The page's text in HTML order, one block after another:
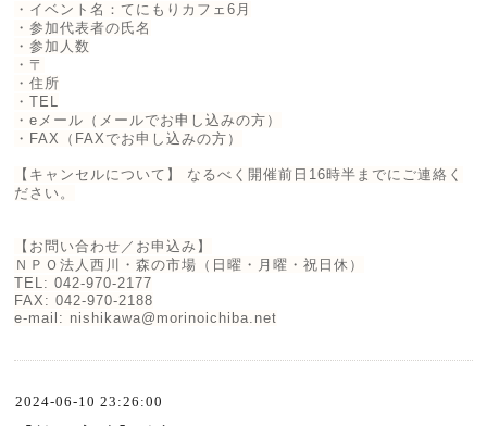
・イベント名：てにもりカフェ6月
・参加代表者の氏名
・参加人数
・〒
・住所
・TEL
・eメール（メールでお申し込みの方）
・FAX（FAXでお申し込みの方）
【キャンセルについて】 なるべく開催前日16時半までにご連絡く
ださい。
【お問い合わせ／お申込み】
ＮＰＯ法人西川・森の市場（日曜・月曜・祝日休）
TEL: 042-970-2177
FAX: 042-970-2188
e-mail: nishikawa@morinoichiba.net
2024-06-10 23:26:00